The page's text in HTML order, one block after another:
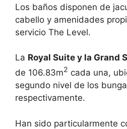
Los baños disponen de
cabello y amenidades
servicio The Level.
La Royal Suite y la Grand
de 106.83m2 cada una,
segundo nivel de los
respectivamente.
Han sido particularmente